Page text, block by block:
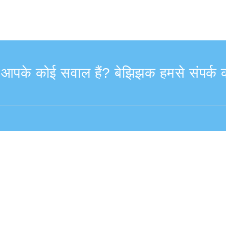
आपके कोई सवाल हैं? बेझिझक हमसे संपर्क